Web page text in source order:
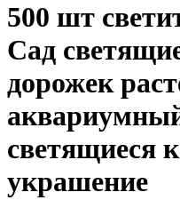
500 шт
Сад
дорожек
светящиеся
украшение